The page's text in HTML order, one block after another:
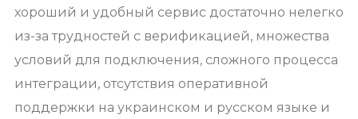
хороший и удобный сервис достаточно нелегко
из-за трудностей с верификацией, множества
условий для подключения, сложного процесса
интеграции, отсутствия оперативной
поддержки на украинском и русском языке и